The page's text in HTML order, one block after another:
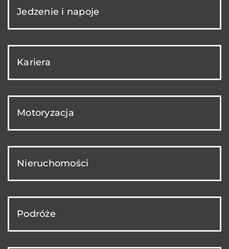
Jedzenie i napoje
Kariera
Motoryzacja
Nieruchomości
Podróże